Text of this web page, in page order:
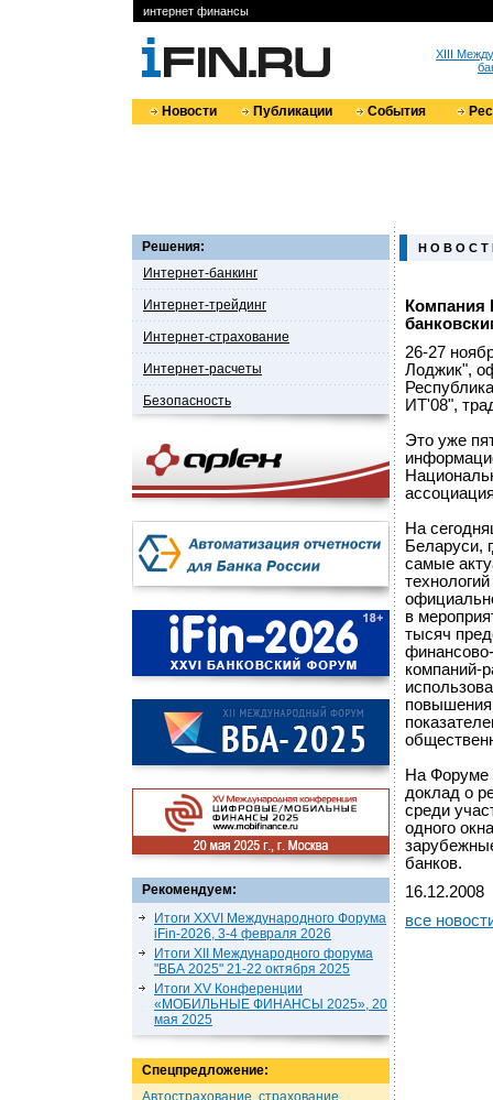
интернет финансы
XIII
Новости Публикации События
Решения:
Интернет-банкинг
Интернет-трейдинг
Интернет-страхование
Интернет-расчеты
Безопасность
Рекомендуем:
Итоги XXVI Международного Форума
iFin-2026, 3-4 февраля 2026
Итоги XII Международного форума
"ВБА 2025" 21-22 октября 2025
Итоги XV Конференции
«МОБИЛЬНЫЕ ФИНАНСЫ 2025», 20
мая 2025
Спецпредложение:
Автострахование, страхование
Н О В О С Т
Компания
26-27
Лоджик",
ИТ'08",
Это уже
На
Беларуси,
самые
в
тысяч
компаний-
повышения
На Форуме
доклад о
среди
одного
банков.
16.12.2008
все